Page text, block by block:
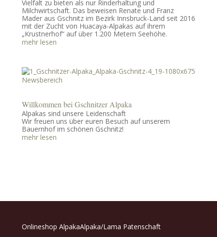
Vielfalt zu bieten als nur Rinderhaltung und
Milchwirtschaft. Das beweisen Renate und Franz
Mader aus Gschnitz im Bezirk Innsbruck-Land seit 2016
mit der Zucht von Huacaya-Alpakas auf ihrem
„Krustnerhof“ auf über 1.200 Metern Seehöhe.
mehr lesen
Willkommen bei Gschnitzer Alpaka
Alpakas sind unsere Leidenschaft
Wir freuen uns über euren Besuch auf unserem
Bauernhof im schönen Gschnitz!
mehr lesen
Onlineshop AlpakaAlpaka/Lama Patenschaft